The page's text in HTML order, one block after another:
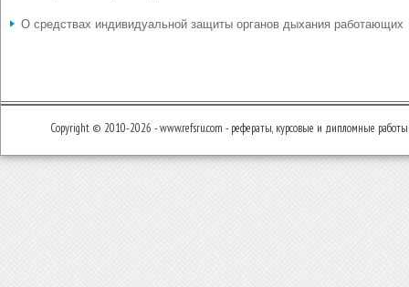
О средствах индивидуальной защиты органов дыхания работающих
Copyright © 2010-2026 - www.refsru.com - рефераты, курсовые и дипломные работы